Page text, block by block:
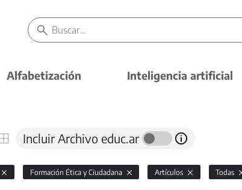
Alfabetización Inteligencia artificial
Incluir Archivo educ.ar
Formación Ética y Ciudadana Artículos Todas